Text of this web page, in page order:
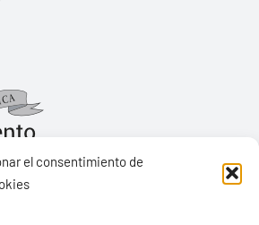
el consentimiento de